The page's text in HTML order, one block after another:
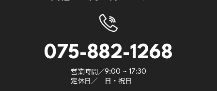
075-882-1268
営業時間／9:00 ~ 17:30
定休日／ 日・祝日